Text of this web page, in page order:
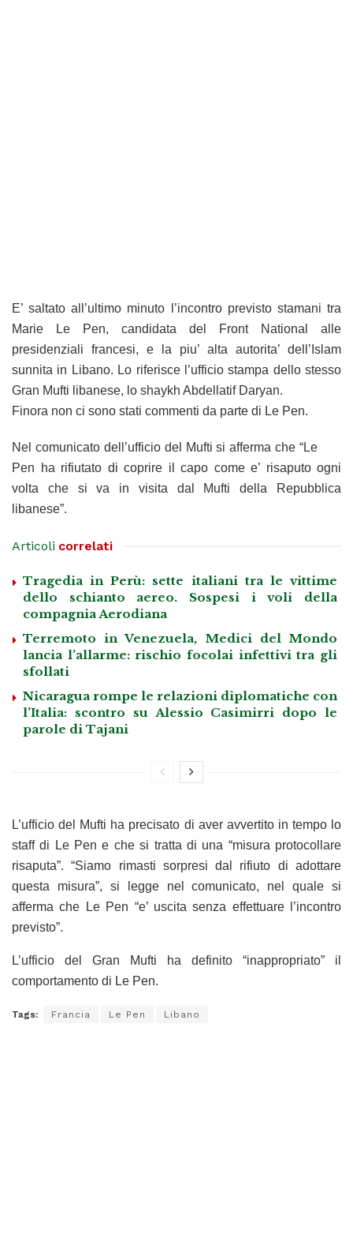
E’ saltato all’ultimo minuto l’incontro previsto stamani tra
Marie Le Pen, candidata del Front National alle
presidenziali francesi, e la piu’ alta autorita’ dell’Islam
sunnita in Libano. Lo riferisce l’ufficio stampa dello stesso
Gran Mufti libanese, lo shaykh Abdellatif Daryan.
Finora non ci sono stati commenti da parte di Le Pen.
Nel comunicato dell’ufficio del Mufti si afferma che “Le
Pen ha rifiutato di coprire il capo come e’ risaputo ogni
volta che si va in visita dal Mufti della Repubblica
libanese”.
Articoli correlati
Tragedia in Perù: sette italiani tra le vittime
dello schianto aereo. Sospesi i voli della
compagnia Aerodiana
Terremoto in Venezuela, Medici del Mondo
lancia l’allarme: rischio focolai infettivi tra gli
sfollati
Nicaragua rompe le relazioni diplomatiche con
l’Italia: scontro su Alessio Casimirri dopo le
parole di Tajani
L’ufficio del Mufti ha precisato di aver avvertito in tempo lo
staff di Le Pen e che si tratta di una “misura protocollare
risaputa”. “Siamo rimasti sorpresi dal rifiuto di adottare
questa misura”, si legge nel comunicato, nel quale si
afferma che Le Pen “e’ uscita senza effettuare l’incontro
previsto”.
L’ufficio del Gran Mufti ha definito “inappropriato” il
comportamento di Le Pen.
Tags: Francia Le Pen Libano